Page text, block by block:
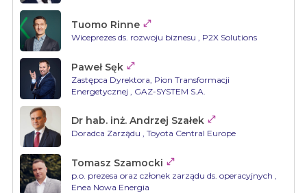
Tuomo Rinne 
Wiceprezes ds. rozwoju biznesu , P2X Solutions
Paweł Sęk 
Zastępca Dyrektora, Pion Transformacji
Energetycznej , GAZ-SYSTEM S.A.
Dr hab. inż. Andrzej Szałek 
Doradca Zarządu , Toyota Central Europe
Tomasz Szamocki 
p.o. prezesa oraz członek zarządu ds. operacyjnych
Enea Nowa Energia